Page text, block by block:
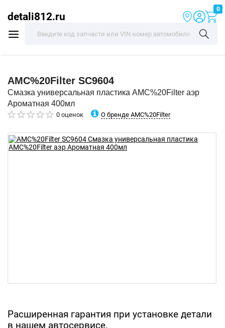
detali812.ru
0
AMC%20Filter SC9604
Смазка универсальная пластика AMC%20Filter аэр
Ароматная 400мл
0 оценок О бренде AMC%20Filter
Расширенная гарантия при установке детали
в нашем автосервисе.